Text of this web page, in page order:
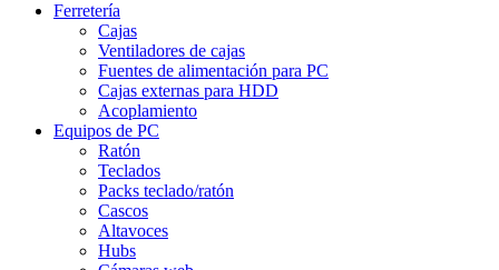
Ferretería
Cajas
Ventiladores de cajas
Fuentes de alimentación para PC
Cajas externas para HDD
Acoplamiento
Equipos de PC
Ratón
Teclados
Packs teclado/ratón
Cascos
Altavoces
Hubs